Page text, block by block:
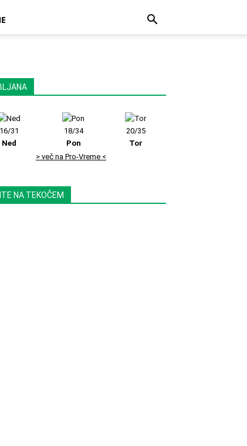
16/31
Ned
18/34
Pon
20/35
Tor
> več na Pro-Vreme <
NA TEKOČEM